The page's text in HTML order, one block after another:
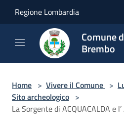
Regione Lombardia
Comune
Brembo
Home > Vivere il Comune >
Sito archeologico >
La Sorgente di ACQUACALDA e